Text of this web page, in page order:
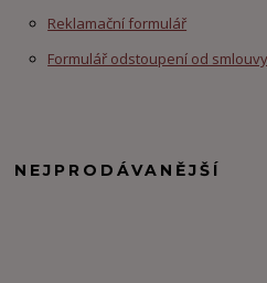
Reklamační formulář
Formulář odstoupení od smlouvy
NEJPRODÁVANĚJŠÍ